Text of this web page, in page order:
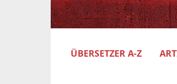
ÜBERSETZER A-Z